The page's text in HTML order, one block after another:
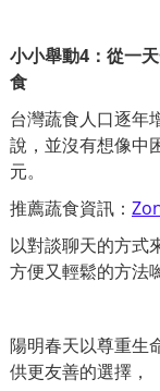
小小舉動4：從一
食
台灣蔬食人口逐年
說，並沒有想像中
元。
推薦蔬食資訊： Z
以對談聊天的方式
方便又輕鬆的方法
陽明春天以尊重生
供更友善的選擇，